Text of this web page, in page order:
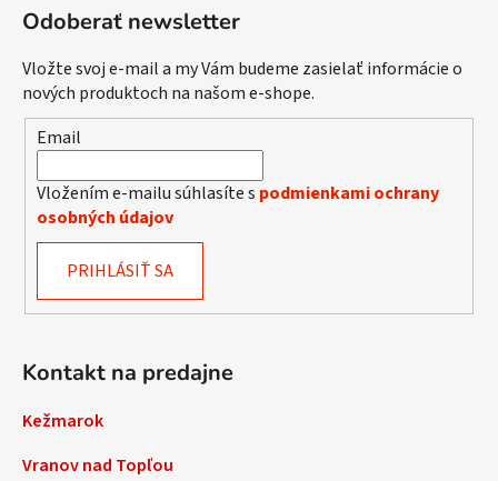
Odoberať newsletter
Vložte svoj e-mail a my Vám budeme zasielať informácie o
nových produktoch na našom e-shope.
Email
Vložením e-mailu súhlasíte s podmienkami ochrany
osobných údajov
PRIHLÁSIŤ SA
Kontakt na predajne
Kežmarok
Vranov nad Topľou